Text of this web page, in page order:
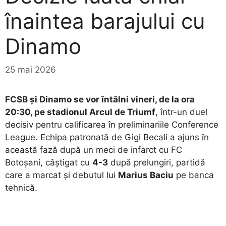
înaintea barajului cu
Dinamo
25 mai 2026
FCSB și Dinamo se vor întâlni vineri, de la ora
20:30, pe stadionul Arcul de Triumf, într-un duel
decisiv pentru calificarea în preliminariile Conference
League. Echipa patronată de Gigi Becali a ajuns în
această fază după un meci de infarct cu FC
Botoșani, câștigat cu 4-3 după prelungiri, partidă
care a marcat și debutul lui Marius Baciu pe banca
tehnică.